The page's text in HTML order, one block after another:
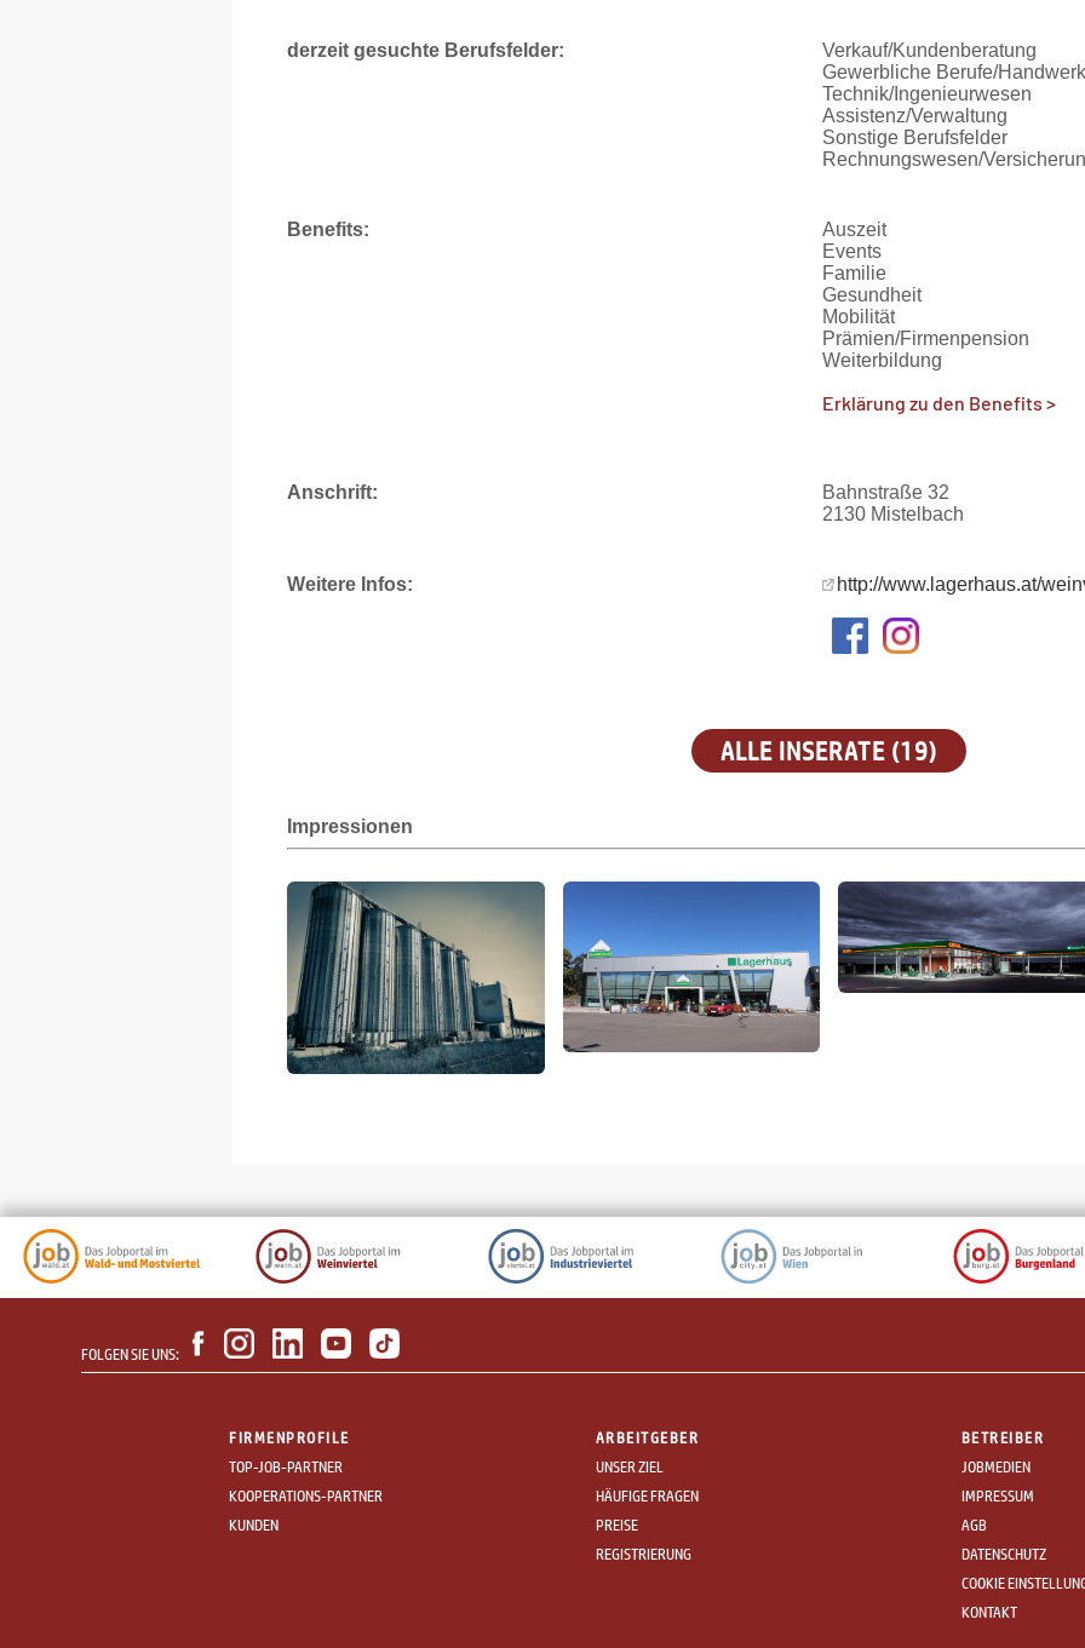
derzeit gesuchte Berufsfelder:
Verkauf/Kundenberatung
Gewerbliche Berufe/Handwerk
Technik/Ingenieurwesen
Assistenz/Verwaltung
Sonstige Berufsfelder
Rechnungswesen/
Benefits:
Auszeit
Events
Familie
Gesundheit
Mobilität
Prämien/Firmenpension
Weiterbildung
Erklärung zu den Benefits >
Anschrift:
Bahnstraße 32
2130 Mistelbach
Weitere Infos: http://www.lagerhaus.at/
ALLE INSERATE (19)
Impressionen
FOLGEN SIE UNS:
FIRMENPROFILE
TOP-JOB-PARTNER
KOOPERATIONS-PARTNER
KUNDEN
ARBEITGEBER
UNSER ZIEL
HÄUFIGE FRAGEN
PREISE
REGISTRIERUNG
BETREIBER
JOBMEDIEN
IMPRESSUM
AGB
DATENSCHUTZ
COOKIE
KONTAKT